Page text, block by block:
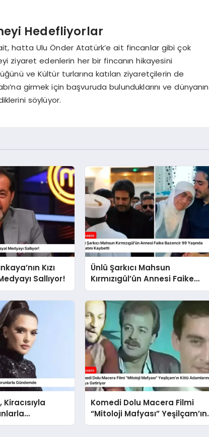
Hedefliyorlar
hatta Ulu Önder Atatürk’e ait fincanlar gibi çok
ziyaret edenlerin her bir fincanın hikayesini
ve Kültür turlarına katılan ziyaretçilerin de
girmek için başvuruda bulunduklarını ve dünyanın
söylüyor.
Kızı
Sallıyor!
Ünlü Şarkıcı Mahsun
Kırmızıgül’ün Annesi Faike
Bazencir 99 Yaşında Hayatını
Kaybetti
Komedi Dolu Macera Filmi
“Mitoloji Mafyası” Yeşilçam’ın
Kötü Adamlarını Bir Araya